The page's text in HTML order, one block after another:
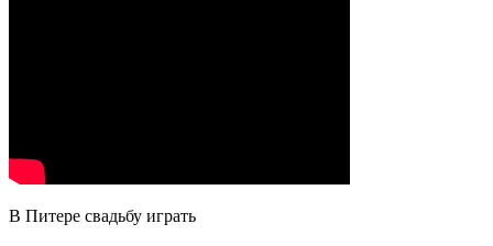
В Питере свадьбу играть